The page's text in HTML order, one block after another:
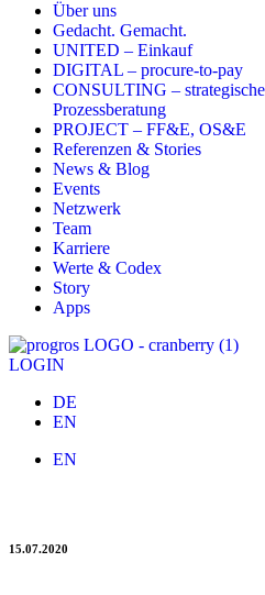
Über uns
Gedacht. Gemacht.
UNITED – Einkauf
DIGITAL – procure-to-pay
CONSULTING –
Prozessberatung
PROJECT – FF&E, OS&E
Referenzen & Stories
News & Blog
Events
Netzwerk
Team
Karriere
Werte & Codex
Story
Apps
LOGIN
DE
EN
EN
15.07.2020